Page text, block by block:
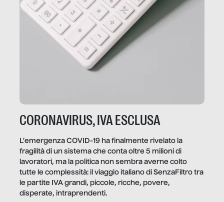
CORONAVIRUS, IVA ESCLUSA
L’emergenza COVID-19 ha finalmente rivelato la
fragilità di un sistema che conta oltre 5 milioni di
lavoratori, ma la politica non sembra averne colto
tutte le complessità: il viaggio italiano di SenzaFiltro tra
le partite IVA grandi, piccole, ricche, povere,
disperate, intraprendenti.